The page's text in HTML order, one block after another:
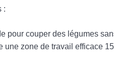
:
pour couper des légumes
une zone de travail efficace